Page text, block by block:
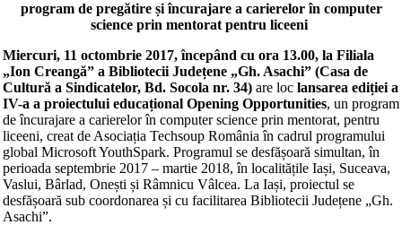
program de pregătire și încurajare a carierelor în computer
science prin mentorat pentru liceeni
Miercuri, 11 octombrie 2017, începând cu ora 13.00, la Filiala
„Ion Creangă” a Bibliotecii Județene „Gh. Asachi” (Casa de
Cultură a Sindicatelor, Bd. Socola nr. 34) are loc lansarea ediției a
IV-a a proiectului educațional Opening Opportunities, un program
de încurajare a carierelor în computer science prin mentorat, pentru
liceeni, creat de Asociația Techsoup România în cadrul programului
global Microsoft YouthSpark. Programul se desfășoară simultan, în
perioada septembrie 2017 – martie 2018, în localitățile Iași, Suceava,
Vaslui, Bârlad, Onești și Râmnicu Vâlcea. La Iași, proiectul se
desfășoară sub coordonarea și cu facilitarea Bibliotecii Județene „Gh.
Asachi”.